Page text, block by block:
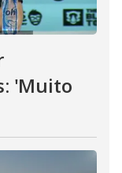
'Muito